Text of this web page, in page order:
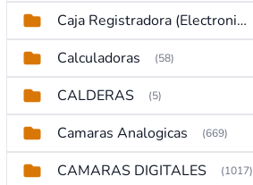
Caja Registradora (Electronic Cash Register)
Calculadoras (58)
CALDERAS (5)
Camaras Analogicas (669)
CAMARAS DIGITALES (1017)